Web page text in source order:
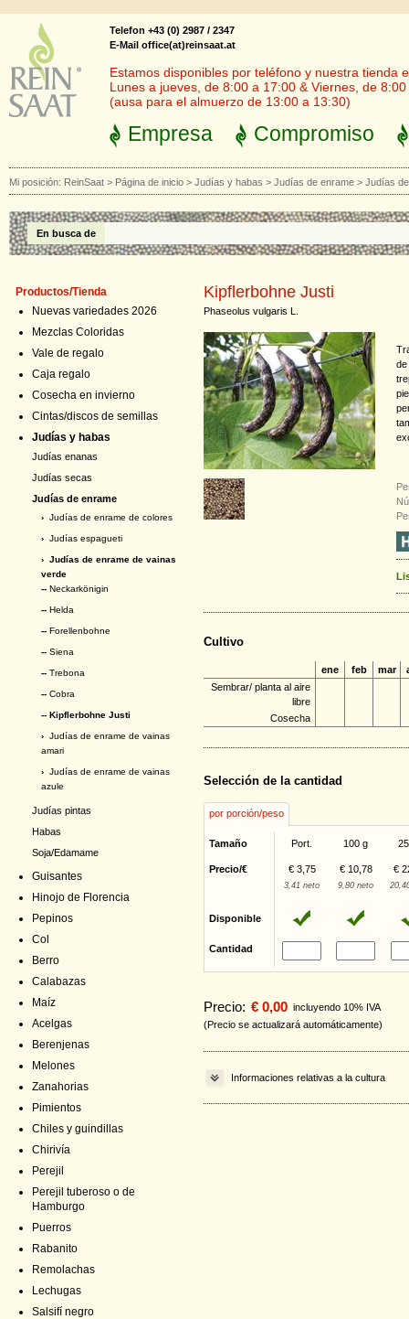
Telefon +43 (0) 2987 / 2347
E-Mail office(at)reinsaat.at
Estamos disponibles por teléfono y nuestra tienda
Lunes a jueves, de 8:00 a 17:00 & Viernes, de
(ausa para el almuerzo de 13:00 a 13:30)
Empresa Compromiso
Mi posición: ReinSaat > Página de inicio > Judías y habas > Judías de enrame > Judías
En busca de
Productos/Tienda
Nuevas variedades 2026
Mezclas Coloridas
Vale de regalo
Caja regalo
Cosecha en invierno
Cintas/discos de semillas
Judías y habas
Judías enanas
Judías secas
Judías de enrame
› Judías de enrame de colores
› Judías espagueti
› Judías de enrame de vainas
verde
-- Neckarkönigin
-- Helda
-- Forellenbohne
-- Siena
-- Trebona
-- Cobra
-- Kipflerbohne Justi
› Judías de enrame de vainas
amari
› Judías de enrame de vainas
azule
Judías pintas
Habas
Soja/Edamame
Guisantes
Hinojo de Florencia
Pepinos
Col
Berro
Calabazas
Maíz
Acelgas
Berenjenas
Melones
Zanahorias
Pimientos
Chiles y guindillas
Chirivía
Perejil
Perejil tuberoso o de
Hamburgo
Puerros
Rabanito
Remolachas
Lechugas
Salsifí negro
Kipflerbohne Justi
Phaseolus vulgaris L.
de
Cultivo
ene feb mar
Sembrar/ planta al aire
libre
Cosecha
Selección de la cantidad
por porción/peso
Tamaño Port. 100 g
Precio/€ € 3,75 € 10,78 €
3,41 neto 9,80 neto
Disponible
Cantidad
Precio: € 0,00 incluyendo 10% IVA
(Precio se actualizará automáticamente)
Informaciones relativas a la cultura